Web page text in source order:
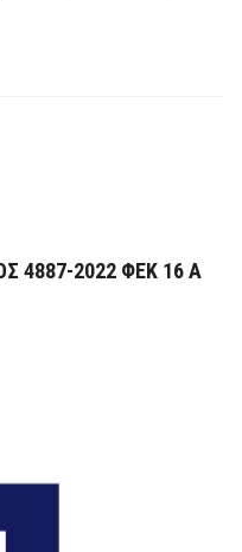
4887-2022 ΦΕΚ 16 Α